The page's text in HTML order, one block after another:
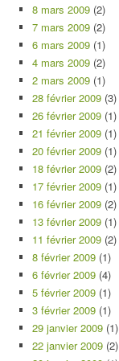
8 mars 2009 (2)
7 mars 2009 (2)
6 mars 2009 (1)
4 mars 2009 (2)
2 mars 2009 (1)
28 février 2009 (3)
26 février 2009 (1)
21 février 2009 (1)
20 février 2009 (1)
18 février 2009 (2)
17 février 2009 (1)
16 février 2009 (2)
13 février 2009 (1)
11 février 2009 (2)
8 février 2009 (1)
6 février 2009 (4)
5 février 2009 (1)
3 février 2009 (1)
29 janvier 2009 (1)
22 janvier 2009 (2)